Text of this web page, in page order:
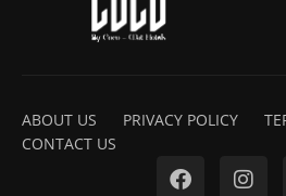
ABOUT US PRIVACY POLICY
CONTACT US